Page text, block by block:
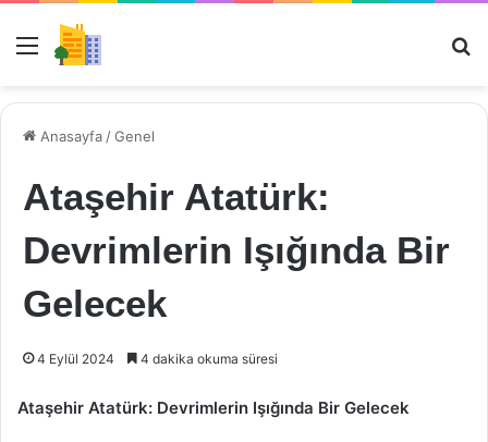
Menü
Anasayfa /Genel
Ataşehir Atatürk:
Devrimlerin Işığında Bir
Gelecek
4 Eylül 2024 4 dakika okuma süresi
Ataşehir Atatürk: Devrimlerin Işığında Bir Gelecek